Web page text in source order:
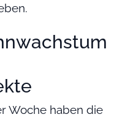
Woche haben die